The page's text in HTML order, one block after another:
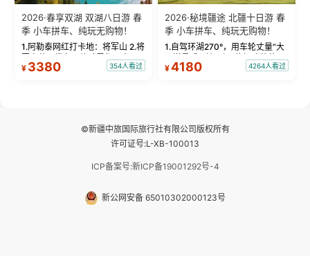
2026·春享双湖 双湖八日游 春
季 小车拼车、纯玩无购物！
1.阿勒泰网红打卡地：将军山 2.将
军山落日缆车，体验雪都风光 3.
将军山，夕阳派对，蹦迪party 4.
¥ 3380 354人看过
2026·秘境疆途 北疆十日游 春
季 小车拼车、纯玩无购物！
1.自驾环湖270°，用车轮丈量“大
西洋最后一滴眼泪”的极致蔚蓝，
让雪山、花海与深邃湖水在转弯
¥4180 4264人看过
©新疆中旅国际旅行社有限公司版权所有
许可证号:L-XB-100013
ICP备案号:新ICP备19001292号-4
新公网安备 65010302000123号